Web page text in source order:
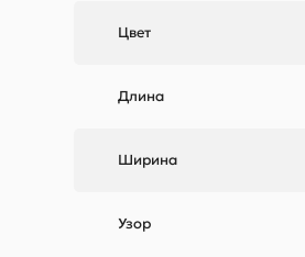
Цвет
Длина
Ширина
Узор